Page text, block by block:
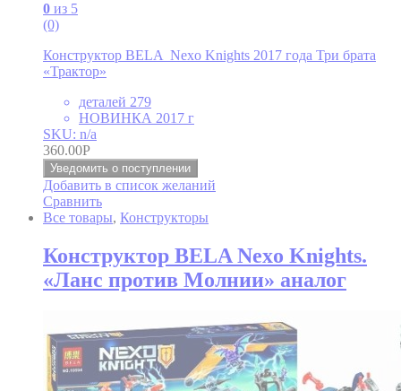
0 из 5
(0)
Конструктор BELA Nexo Knights 2017 года Три брата
«Трактор»
деталей 279
НОВИНКА 2017 г
SKU: n/a
360.00Р
Уведомить о поступлении
Добавить в список желаний
Сравнить
Все товары, Конструкторы
Конструктор BELA Nexo Knights.
«Ланс против Молнии» аналог